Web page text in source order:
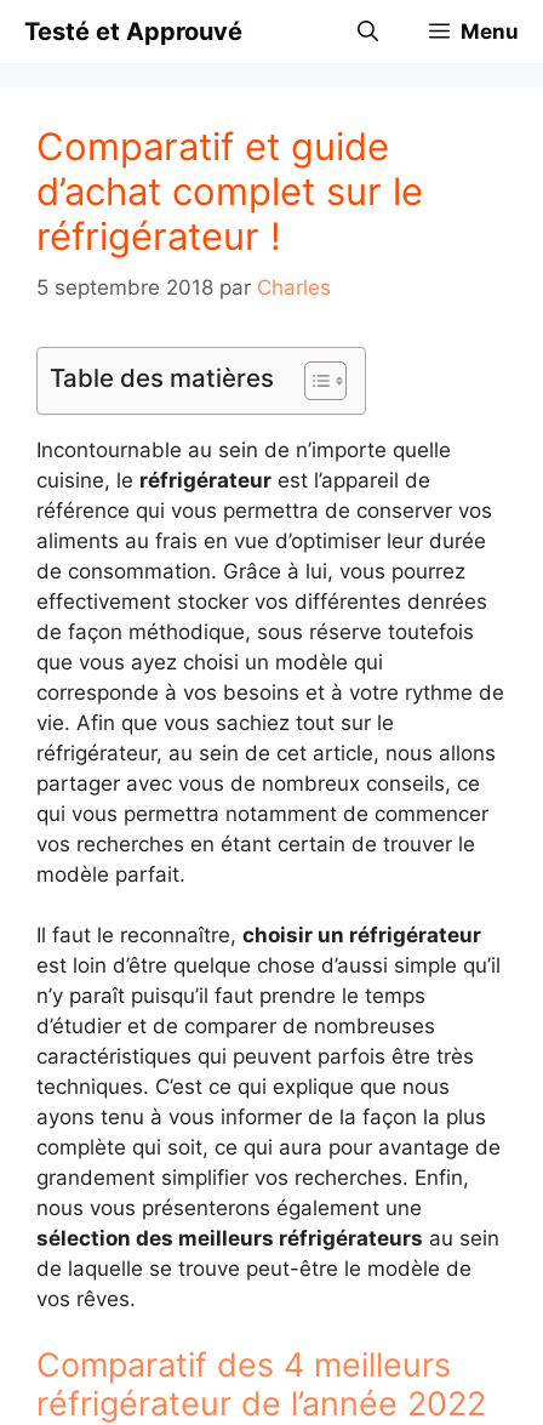
Testé et Approuvé Menu
Comparatif et guide
d’achat complet sur le
réfrigérateur !
5 septembre 2018 par Charles
Table des matières
Incontournable au sein de n’importe quelle
cuisine, le réfrigérateur est l’appareil de
référence qui vous permettra de conserver vos
aliments au frais en vue d’optimiser leur durée
de consommation. Grâce à lui, vous pourrez
effectivement stocker vos différentes denrées
de façon méthodique, sous réserve toutefois
que vous ayez choisi un modèle qui
corresponde à vos besoins et à votre rythme de
vie. Afin que vous sachiez tout sur le
réfrigérateur, au sein de cet article, nous allons
partager avec vous de nombreux conseils, ce
qui vous permettra notamment de commencer
vos recherches en étant certain de trouver le
modèle parfait.
Il faut le reconnaître, choisir un réfrigérateur
est loin d’être quelque chose d’aussi simple qu’il
n’y paraît puisqu’il faut prendre le temps
d’étudier et de comparer de nombreuses
caractéristiques qui peuvent parfois être très
techniques. C’est ce qui explique que nous
ayons tenu à vous informer de la façon la plus
complète qui soit, ce qui aura pour avantage de
grandement simplifier vos recherches. Enfin,
nous vous présenterons également une
sélection des meilleurs réfrigérateurs au sein
de laquelle se trouve peut-être le modèle de
vos rêves.
Comparatif des 4 meilleurs
réfrigérateur de l’année 2022